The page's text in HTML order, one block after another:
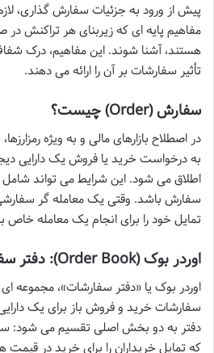
پیش از ورود به جزئیات سفارش گذاری،
مفاهیم پایه ای که زیربنای هر تراکنش در
هستند، آشنا شوند. این مفاهیم، درک شفاف
تأثیر سفارشات بر آن را ارائه می دهند.
سفارش (Order) چیست؟
به درخواست خرید یا فروش یک دارایی
اطلاق می شود. این شرایط می تواند شامل
سفارش باشد. وقتی یک معامله گر
تمایل خود را برای انجام یک معامله خاص
اوردر بوک (Order Book): دفتر سفارشات
اوردر بوک یا «دفتر سفارشات»، مجموعه
سفارشات خرید و فروش باز برای یک
که تمایل خریداران را برای خرید در